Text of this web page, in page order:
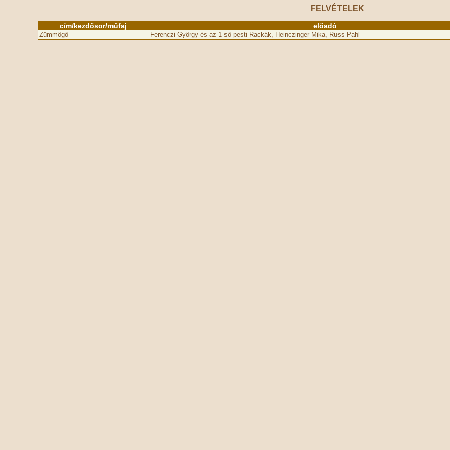
FELVÉTELEK
cím/kezdősor/műfaj előadó
Zümmögő Ferenczi György és az 1-ső pesti Rackák, Heinczinger Mika, Russ Pahl